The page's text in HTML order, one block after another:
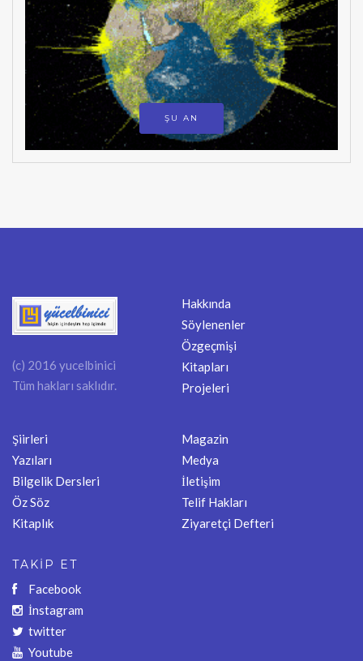
ŞU AN
(c) 2016 yucelbinici
Tüm hakları saklıdır.
Hakkında
Söylenenler
Özgeçmişi
Kitapları
Projeleri
Şiirleri
Yazıları
Bilgelik Dersleri
Öz Söz
Kitaplık
Magazin
Medya
İletişim
Telif Hakları
Ziyaretçi Defteri
TAKİP ET
Facebook
İnstagram
twitter
Youtube